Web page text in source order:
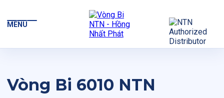
MENU
Vòng Bi 6010 NTN